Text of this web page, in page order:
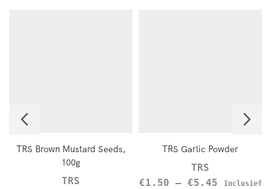
TRS Brown Mustard Seeds,
100g
TRS
TRS Garlic Powder
TRS
€1.50 – €5.45
Inclusief